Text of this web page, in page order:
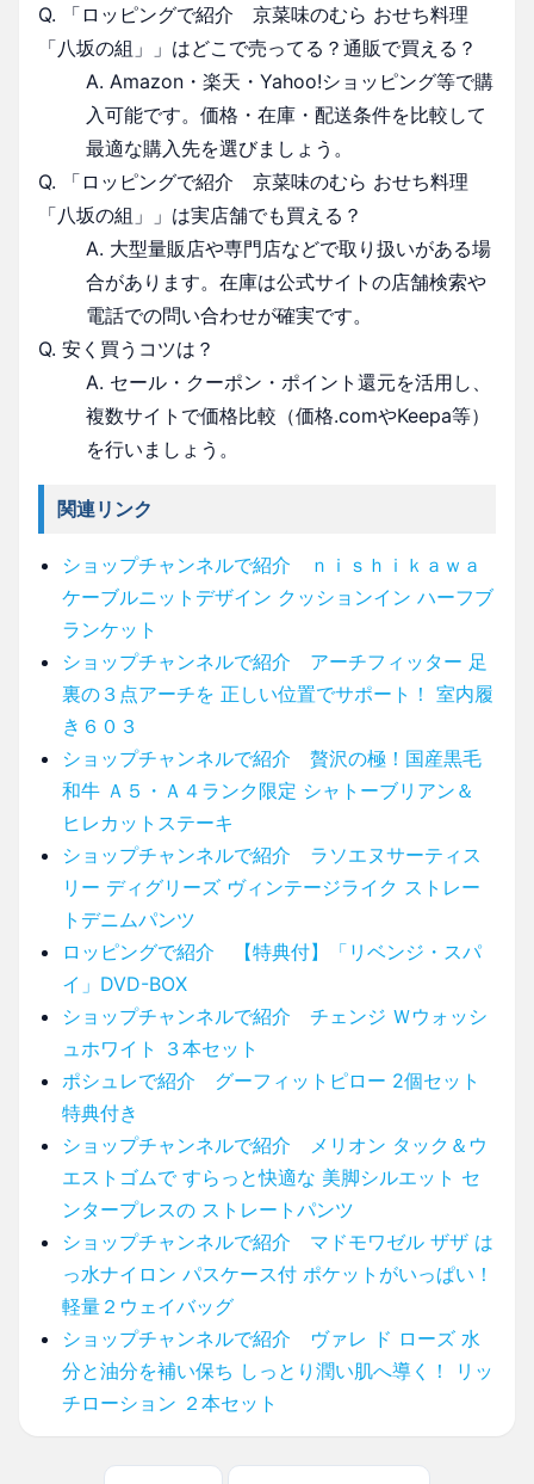
Q. 「ロッピングで紹介 京菜味のむら おせち料理
「八坂の組」」はどこで売ってる？通販で買える？
A. Amazon・楽天・Yahoo!ショッピング等で購
入可能です。価格・在庫・配送条件を比較して
最適な購入先を選びましょう。
Q. 「ロッピングで紹介 京菜味のむら おせち料理
「八坂の組」」は実店舗でも買える？
A. 大型量販店や専門店などで取り扱いがある場
合があります。在庫は公式サイトの店舗検索や
電話での問い合わせが確実です。
Q. 安く買うコツは？
A. セール・クーポン・ポイント還元を活用し、
複数サイトで価格比較（価格.comやKeepa等）
を行いましょう。
関連リンク
ショップチャンネルで紹介 ｎｉｓｈｉｋａｗａ
ケーブルニットデザイン クッションイン ハーフブ
ランケット
ショップチャンネルで紹介 アーチフィッター 足
裏の３点アーチを 正しい位置でサポート！ 室内履
き６０３
ショップチャンネルで紹介 贅沢の極！国産黒毛
和牛 Ａ５・Ａ４ランク限定 シャトーブリアン＆
ヒレカットステーキ
ショップチャンネルで紹介 ラソエヌサーティス
リー ディグリーズ ヴィンテージライク ストレー
トデニムパンツ
ロッピングで紹介 【特典付】「リベンジ・スパ
イ」DVD-BOX
ショップチャンネルで紹介 チェンジ Ｗウォッシ
ュホワイト ３本セット
ポシュレで紹介 グーフィットピロー 2個セット
特典付き
ショップチャンネルで紹介 メリオン タック＆ウ
エストゴムで すらっと快適な 美脚シルエット セ
ンタープレスの ストレートパンツ
ショップチャンネルで紹介 マドモワゼル ザザ は
っ水ナイロン パスケース付 ポケットがいっぱい！
軽量２ウェイバッグ
ショップチャンネルで紹介 ヴァレ ド ローズ 水
分と油分を補い保ち しっとり潤い肌へ導く！ リッ
チローション ２本セット